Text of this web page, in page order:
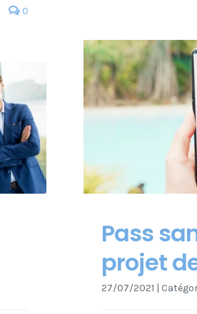
0
Pass
projet
27/07/2021 |